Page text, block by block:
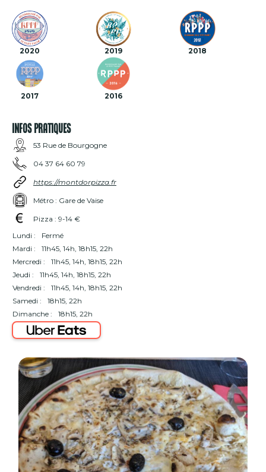
2020 2019 2018
2017 2016
INFOS PRATIQUES
53 Rue de Bourgogne
04 37 64 60 79
https://montdorpizza.fr
Métro : Gare de Vaise
Pizza : 9-14 €
Lundi :
Fermé
Mardi :
11h45, 14h, 18h15, 22h
Mercredi :
11h45, 14h, 18h15, 22h
Jeudi :
11h45, 14h, 18h15, 22h
Vendredi :
11h45, 14h, 18h15, 22h
Samedi :
18h15, 22h
Dimanche :
18h15, 22h